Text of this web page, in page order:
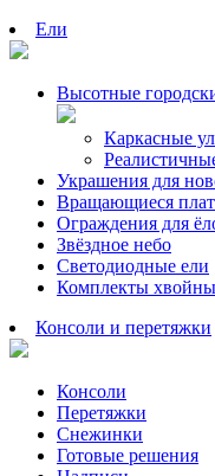
Ели
Высотные
Каркасные
Украшения для
Вращающиеся
Ограждения для
Звёздное небо
Светодиодные ели
Комплекты
Консоли и перетяжки
Консоли
Перетяжки
Снежинки
Готовые решения